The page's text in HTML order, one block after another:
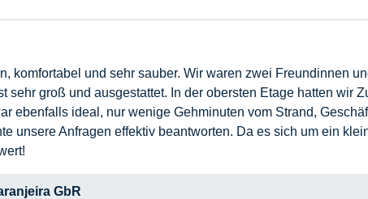
komfortabel und sehr sauber. Wir waren zwei Freundinnen
sehr groß und ausgestattet. In der obersten Etage hatten wir
ebenfalls ideal, nur wenige Gehminuten vom Strand,
unsere Anfragen effektiv beantworten. Da es sich um ein
GbR